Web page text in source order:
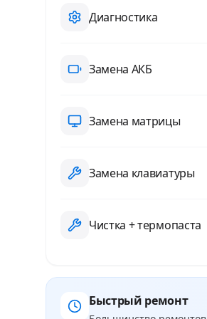
Диагностика
Замена АКБ
Замена матрицы
Замена клавиатуры
Чистка + термопаста
Быстрый ремонт